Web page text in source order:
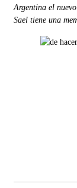
Argentina el
Sael tiene una